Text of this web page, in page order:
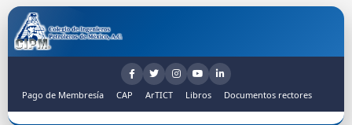
Pago de Membresía CAP ArTICT Libros Documentos rectores